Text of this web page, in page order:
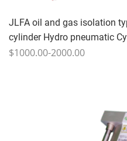
JLFA oil and gas isolation
cylinder Hydro pneumatic
compressed air anti-wear
$1000.00-2000.00